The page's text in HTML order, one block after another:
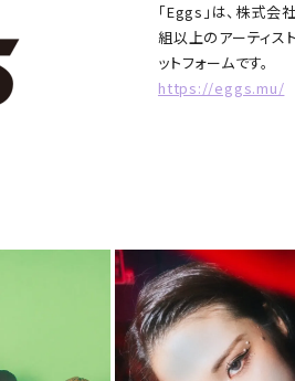
「Eggs」は、株式会
組以上のアーティス
ットフォームです。
https://eggs.mu/